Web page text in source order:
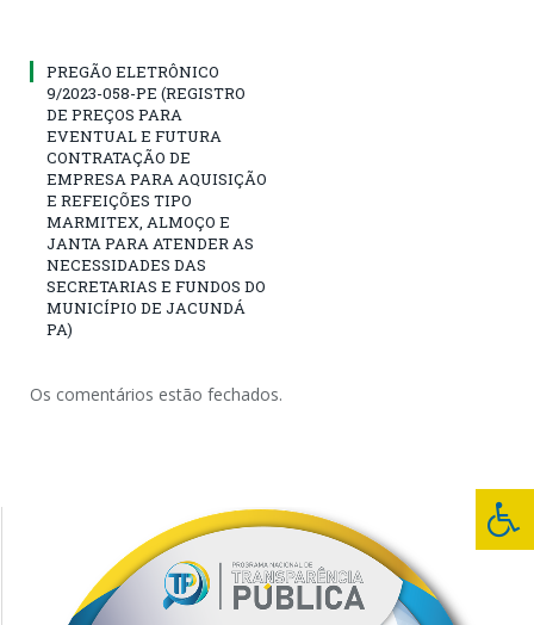
PREGÃO ELETRÔNICO
9/2023-058-PE (REGISTRO
DE PREÇOS PARA
EVENTUAL E FUTURA
CONTRATAÇÃO DE
EMPRESA PARA AQUISIÇÃO
E REFEIÇÕES TIPO
MARMITEX, ALMOÇO E
JANTA PARA ATENDER AS
NECESSIDADES DAS
SECRETARIAS E FUNDOS DO
MUNICÍPIO DE JACUNDÁ
PA)
Os comentários estão fechados.